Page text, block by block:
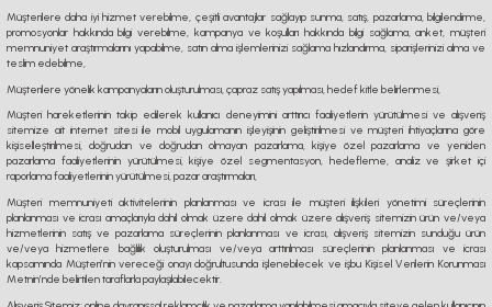
Müşterilere daha iyi hizmet verebilme, çeşitli avantajlar sağlayıp sunma, satış, pazarlama, bilgilendirme,
promosyonlar hakkında bilgi verebilme, kampanya ve koşulları hakkında bilgi sağlama, anket, müşteri
memnuniyet araştırmalarını yapabilme, satın alma işlemlerinizi sağlama hızlandırma, siparişlerinizi alma ve
teslim edebilme,
Müşterilere yönelik kampanyaların oluşturulması, çapraz satış yapılması, hedef kitle belirlenmesi,
Müşteri hareketlerinin takip edilerek kullanıcı deneyimini arttırıcı faaliyetlerin yürütülmesi ve alışveriş
sitemize ait internet sitesi ile mobil uygulamanın işleyişinin geliştirilmesi ve müşteri ihtiyaçlarına göre
kişiselleştirilmesi, doğrudan ve doğrudan olmayan pazarlama, kişiye özel pazarlama ve yeniden
pazarlama faaliyetlerinin yürütülmesi, kişiye özel segmentasyon, hedefleme, analiz ve şirket içi
raporlama faaliyetlerinin yürütülmesi, pazar araştırmaları,
Müşteri memnuniyeti aktivitelerinin planlanması ve icrası ile müşteri ilişkileri yönetimi süreçlerinin
planlanması ve icrası amaçlarıyla dahil olmak üzere dahil olmak üzere alışveriş sitemizin ürün ve/veya
hizmetlerinin satış ve pazarlama süreçlerinin planlanması ve icrası, alışveriş sitemizin sunduğu ürün
ve/veya hizmetlere bağlılık oluşturulması ve/veya arttırılması süreçlerinin planlanması ve icrası
kapsamında Müşteri’nin vereceği onayı doğrultusunda işlenebilecek ve işbu Kişisel Verilerin Korunması
Metnin’nde belirtilen taraflarla paylaşılabilecektir.